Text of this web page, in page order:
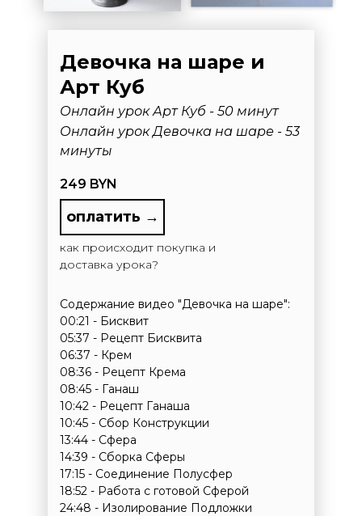
Девочка на шаре и
Арт Куб
Онлайн урок Девочка на шаре - 53
минуты
249 BYN
Содержание видео "Девочка на шаре":
00:21 - Бисквит
05:37 - Рецепт Бисквита
06:37 - Крем
08:36 - Рецепт Крема
08:45 - Ганаш
10:42 - Рецепт Ганаша
10:45 - Сбор Конструкции
13:44 - Сфера
14:39 - Сборка Сферы
17:15 - Соединение Полусфер
18:52 - Работа с готовой Сферой
24:48 - Изолирование Подложки
как происходит покупка и
доставка урока?
оплатить →
Онлайн урок Арт Куб - 50 минут